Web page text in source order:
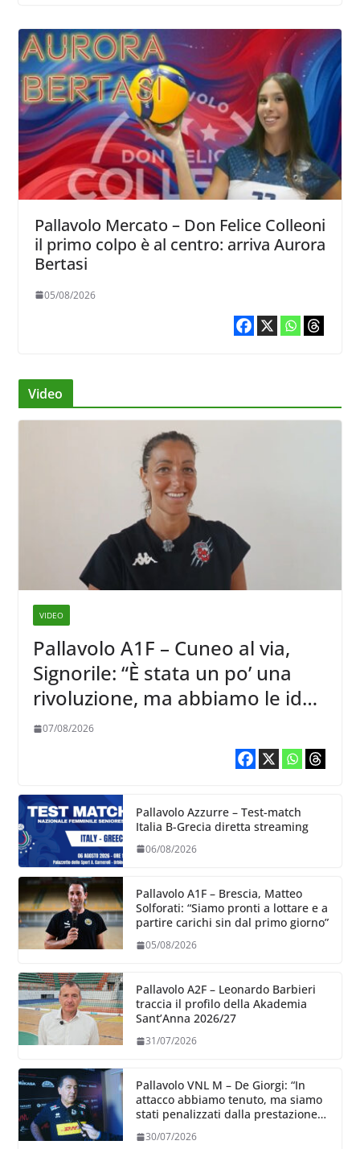
Pallavolo Mercato – Don Felice Colleoni
il primo colpo è al centro: arriva Aurora
Bertasi
05/08/2026
Video
VIDEO
Pallavolo A1F – Cuneo al via,
Signorile: “È stata un po’ una
rivoluzione, ma abbiamo le idee
chiare siu cosa vogliamo fare”
07/08/2026
Pallavolo Azzurre – Test-match
Italia B-Grecia diretta streaming
06/08/2026
Pallavolo A1F – Brescia, Matteo
Solforati: “Siamo pronti a lottare e a
partire carichi sin dal primo giorno”
05/08/2026
Pallavolo A2F – Leonardo Barbieri
traccia il profilo della Akademia
Sant’Anna 2026/27
31/07/2026
Pallavolo VNL M – De Giorgi: “In
attacco abbiamo tenuto, ma siamo
stati penalizzati dalla prestazione
30/07/2026